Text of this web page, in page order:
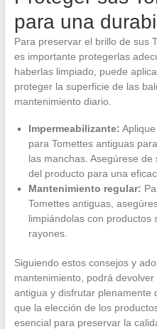
para una
Para preservar el brillo de sus
es importante protegerlas
haberlas limpiado, puede
proteger la superficie de las
mantenimiento diario.
Impermeabilizante:
para Tomettes antiguas
las manchas. Asegúrese
del producto para una
Mantenimiento regular:
Tomettes antiguas,
limpiándolas con productos
rayones.
Siguiendo estos consejos y
mantenimiento, podrá
antigua y disfrutar plenamente
que la elección de los
esencial para preservar la